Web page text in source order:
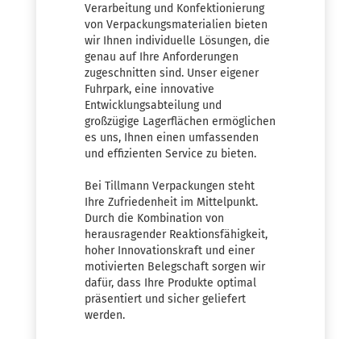
Verarbeitung und Konfektionierung
von Verpackungsmaterialien bieten
wir Ihnen individuelle Lösungen, die
genau auf Ihre Anforderungen
zugeschnitten sind. Unser eigener
Fuhrpark, eine innovative
Entwicklungsabteilung und
großzügige Lagerflächen ermöglichen
es uns, Ihnen einen umfassenden
und effizienten Service zu bieten.
Bei Tillmann Verpackungen steht
Ihre Zufriedenheit im Mittelpunkt.
Durch die Kombination von
herausragender Reaktionsfähigkeit,
hoher Innovationskraft und einer
motivierten Belegschaft sorgen wir
dafür, dass Ihre Produkte optimal
präsentiert und sicher geliefert
werden.